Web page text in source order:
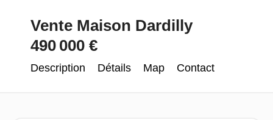
Vente Maison Dardilly
490 000 €
Description Détails Map Contact